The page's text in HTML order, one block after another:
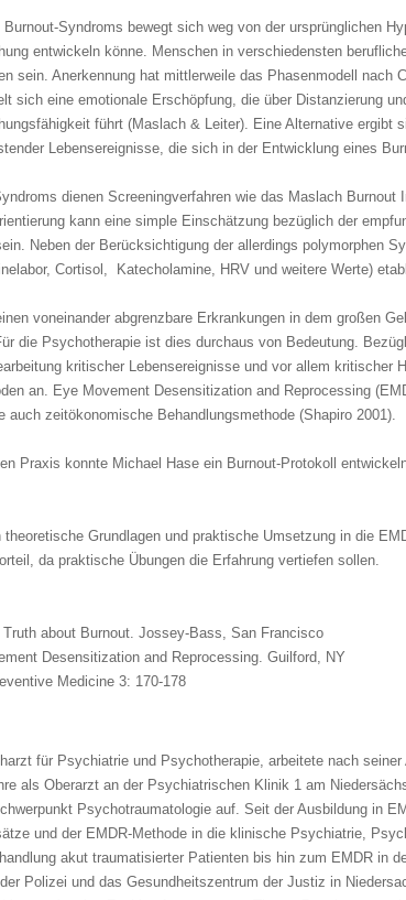
Syndroms bewegt sich weg von der ursprünglichen
entwickeln könne. Menschen in verschiedensten
sein. Anerkennung hat mittlerweile das Phasenmodell nach
sich eine emotionale Erschöpfung, die über Distanzierung
führt (Maslach & Leiter). Eine Alternative ergibt
Lebensereignisse, die sich in der Entwicklung eines
dienen Screeningverfahren wie das Maslach Burnout
kann eine simple Einschätzung bezüglich der
Neben der Berücksichtigung der allerdings polymorphen
Cortisol, Katecholamine, HRV und weitere Werte)
voneinander abgrenzbare Erkrankungen in dem großen
die Psychotherapie ist dies durchaus von Bedeutung.
kritischer Lebensereignisse und vor allem kritischer
an. Eye Movement Desensitization and Reprocessing
zeitökonomische Behandlungsmethode (Shapiro 2001).
Praxis konnte Michael Hase ein Burnout-Protokoll
theoretische Grundlagen und praktische Umsetzung in die
da praktische Übungen die Erfahrung vertiefen sollen.
about Burnout. Jossey-Bass, San Francisco
Desensitization and Reprocessing. Guilford, NY
Medicine 3: 170-178
für Psychiatrie und Psychotherapie, arbeitete nach
als Oberarzt an der Psychiatrischen Klinik 1 am
Psychotraumatologie auf. Seit der Ausbildung in
und der EMDR-Methode in die klinische Psychiatrie,
akut traumatisierter Patienten bis hin zum EMDR in
Polizei und das Gesundheitszentrum der Justiz in